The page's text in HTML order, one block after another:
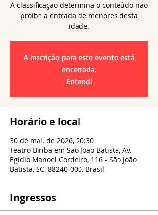
A classificação determina o conteúdo não
proíbe a entrada de menores desta
idade.
A inscrição para este evento está
encerrada.
Entendi
Horário e local
30 de mai. de 2026, 20:30
Teatro Biriba em São João Batista, Av.
Egídio Manoel Cordeiro, 116 - São João
Batista, SC, 88240-000, Brasil
Ingressos